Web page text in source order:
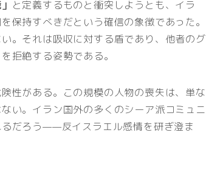
と定義するものと衝突しようとも、イラ
保持すべきだという確信の象徴であった。
。それは吸収に対する盾であり、他者のグ
拒絶する姿勢である。
性がある。この規模の人物の喪失は、単な
い。イラン国外の多くのシーア派コミュニ
だろう——反イスラエル感情を研ぎ澄ま